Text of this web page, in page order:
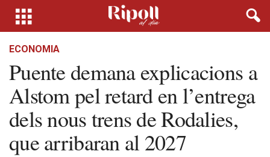
ECONOMIA
Puente demana explicacions a
Alstom pel retard en l’entrega
dels nous trens de Rodalies,
que arribaran al 2027